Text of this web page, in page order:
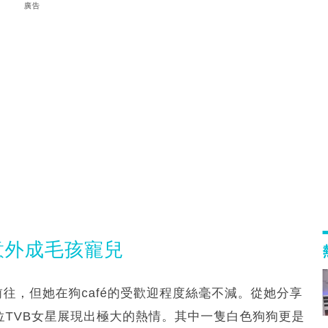
廣告
成毛孩寵兒
，但她在狗café的受歡迎程度絲毫不減。從她分享
女星展現出極大的熱情。其中一隻白色狗狗更是